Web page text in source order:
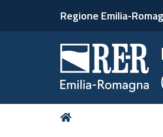
Regione Emilia-
Tu